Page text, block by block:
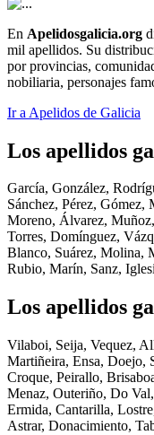
En Apelidosgalicia.org
mil apellidos. Su
por provincias,
nobiliaria, personajes
Ir a Apelidos de Galicia
Los apellidos
García, González,
Sánchez, Pérez,
Moreno, Álvarez,
Torres, Domínguez,
Blanco, Suárez, Molina,
Rubio, Marín, Sanz,
Los apellidos
Vilaboi, Seija, Vequez,
Martiñeira, Ensa, Doejo,
Croque, Peirallo,
Menaz, Outeriño, Do
Ermida, Cantarilla,
Astrar, Donacimiento,